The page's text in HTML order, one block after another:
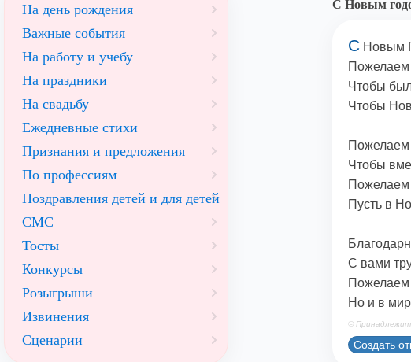
С Новым
СНовым
Пожелаем
Чтобы
Чтобы
Пожелаем
Чтобы
Пожелаем
Пусть в
С вами
Пожелаем
Но и в
© Принадлежит
Создать
На день рождения
Важные события
На работу и учебу
На праздники
На свадьбу
Ежедневные стихи
Признания и предложения
По профессиям
Поздравления детей и для детей
СМС
Тосты
Конкурсы
Розыгрыши
Извинения
Сценарии